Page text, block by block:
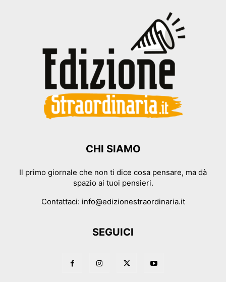
CHI SIAMO
Il primo giornale che non ti dice cosa pensare, ma dà
spazio ai tuoi pensieri.
Contattaci: info@edizionestraordinaria.it
SEGUICI